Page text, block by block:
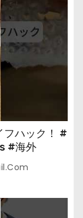
フハック！ #
#海外